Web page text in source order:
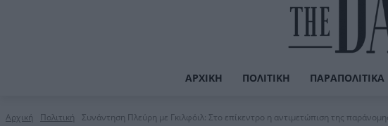
ΑΡΧΙΚΉ ΠΟΛΙΤΙΚΉ ΠΑΡΑΠΟΛΙΤΙΚΆ
Αρχική Πολιτική Συνάντηση Πλεύρη με Γκιλφόιλ: Στο επίκεντρο η αντιμετώπιση της